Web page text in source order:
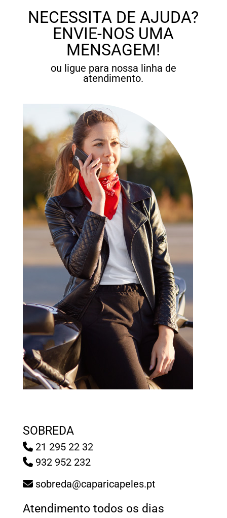
NECESSITA DE AJUDA?
ENVIE-NOS UMA
MENSAGEM!
ou ligue para nossa linha de
atendimento.
SOBREDA
21 295 22 32
932 952 232
sobreda@caparicapeles.pt
Atendimento todos os dias